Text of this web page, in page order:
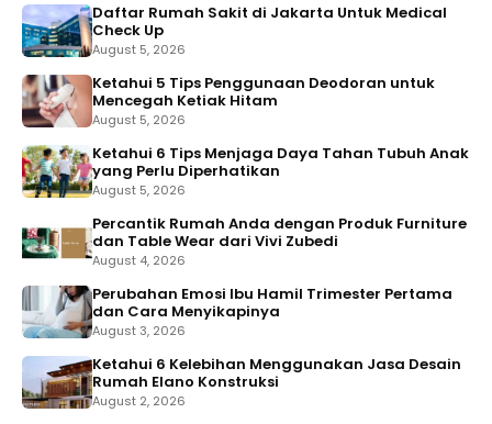
Daftar Rumah Sakit di Jakarta Untuk Medical
Check Up
August 5, 2026
Ketahui 5 Tips Penggunaan Deodoran untuk
Mencegah Ketiak Hitam
August 5, 2026
Ketahui 6 Tips Menjaga Daya Tahan Tubuh Anak
yang Perlu Diperhatikan
August 5, 2026
Percantik Rumah Anda dengan Produk Furniture
dan Table Wear dari Vivi Zubedi
August 4, 2026
Perubahan Emosi Ibu Hamil Trimester Pertama
dan Cara Menyikapinya
August 3, 2026
Ketahui 6 Kelebihan Menggunakan Jasa Desain
Rumah Elano Konstruksi
August 2, 2026